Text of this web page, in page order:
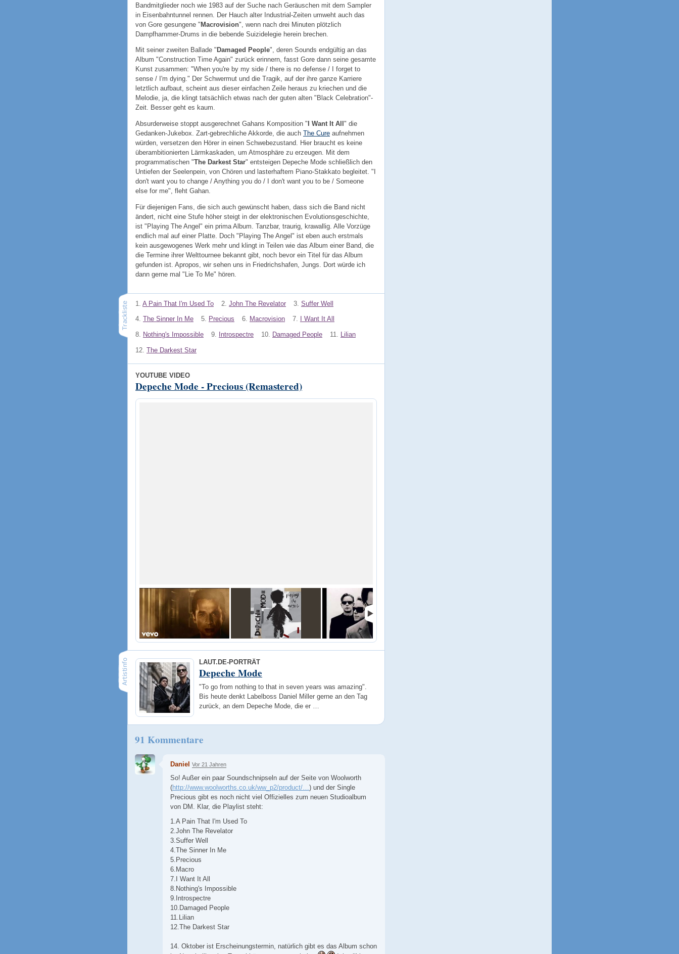
Bandmitglieder noch wie 1983 auf der Suche nach Geräuschen mit dem Sampler
in Eisenbahntunnel rennen. Der Hauch alter Industrial-Zeiten umweht auch das
von Gore gesungene "Macrovision", wenn nach drei Minuten plötzlich
Dampfhammer-Drums in die bebende Suizidelegie herein brechen.
Mit seiner zweiten Ballade " Damaged People", deren Sounds endgültig an das
Album "Construction Time Again" zurück erinnern, fasst Gore dann seine gesamte
Kunst zusammen: "When you're by my side / there is no defense / I forget to
sense / I'm dying." Der Schwermut und die Tragik, auf der ihre ganze Karriere
letztlich aufbaut, scheint aus dieser einfachen Zeile heraus zu kriechen und die
Melodie, ja, die klingt tatsächlich etwas nach der guten alten "Black Celebration"-
Zeit. Besser geht es kaum.
Absurderweise stoppt ausgerechnet Gahans Komposition " I Want It All " die
Gedanken-Jukebox. Zart-gebrechliche Akkorde, die auch The Cure aufnehmen
würden, versetzen den Hörer in einen Schwebezustand. Hier braucht es keine
überambitionierten Lärmkaskaden, um Atmosphäre zu erzeugen. Mit dem
programmatischen "The Darkest Star" entsteigen Depeche Mode schließlich den
Untiefen der Seelenpein, von Chören und lasterhaftem Piano-Stakkato begleitet. "I
don't want you to change / Anything you do / I don't want you to be / Someone
else for me", fleht Gahan.
Für diejenigen Fans, die sich auch gewünscht haben, dass sich die Band nicht
ändert, nicht eine Stufe höher steigt in der elektronischen Evolutionsgeschichte,
ist "Playing The Angel" ein prima Album. Tanzbar, traurig, krawallig. Alle Vorzüge
endlich mal auf einer Platte. Doch "Playing The Angel" ist eben auch erstmals
kein ausgewogenes Werk mehr und klingt in Teilen wie das Album einer Band, die
die Termine ihrer Welttournee bekannt gibt, noch bevor ein Titel für das Album
gefunden ist. Apropos, wir sehen uns in Friedrichshafen, Jungs. Dort würde ich
dann gerne mal "Lie To Me" hören.
1. A Pain That I'm Used To 2. John The Revelator 3. Suffer Well
4. The Sinner In Me 5. Precious 6. Macrovision 7. I Want It All
8. Nothing's Impossible 9. Introspectre 10. Damaged People 11. Lilian
12. The Darkest Star
YOUTUBE VIDEO
Depeche Mode - Precious (Remastered)
LAUT.DE-PORTRÄT
Depeche Mode
"To go from nothing to that in seven years was amazing".
Bis heute denkt Labelboss Daniel Miller gerne an den Tag
zurück, an dem Depeche Mode, die er …
91 Kommentare
Daniel Vor 21 Jahren
So! Außer ein paar Soundschnipseln auf der Seite von Woolworth
(http://www.woolworths.co.uk/ww_p2/product/… ) und der Single
Precious gibt es noch nicht viel Offizielles zum neuen Studioalbum
von DM. Klar, die Playlist steht:
1.A Pain That I'm Used To
2.John The Revelator
3.Suffer Well
4.The Sinner In Me
5.Precious
6.Macro
7.I Want It All
8.Nothing's Impossible
9.Introspectre
10.Damaged People
11.Lilian
12.The Darkest Star
14. Oktober ist Erscheinungstermin, natürlich gibt es das Album schon